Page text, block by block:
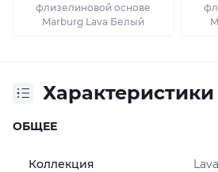
флизелиновой основе
Marburg Lava Белый
Характеристики
ОБЩЕЕ
Коллекция Lava